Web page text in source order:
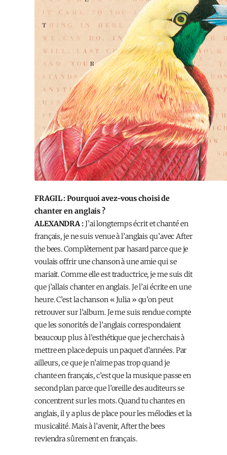
FRAGIL : Pourquoi avez-vous choisi de
chanter en anglais ?
ALEXANDRA :J’ai longtemps écrit et chanté en
français, je ne suis venue à l’anglais qu’avec After
the bees. Complètement par hasard parce que je
voulais offrir une chanson à une amie qui se
mariait. Comme elle est traductrice, je me suis dit
que j’allais chanter en anglais. Je l’ai écrite en une
heure. C’est la chanson « Julia » qu’on peut
retrouver sur l’album. Je me suis rendue compte
que les sonorités de l’anglais correspondaient
beaucoup plus à l’esthétique que je cherchais à
mettre en place depuis un paquet d’années. Par
ailleurs, ce que je n’aime pas trop quand je
chante en français, c’est que la musique passe en
second plan parce que l’oreille des auditeurs se
concentrent sur les mots. Quand tu chantes en
anglais, il y a plus de place pour les mélodies et la
musicalité. Mais à l’avenir, After the bees
reviendra sûrement en français.